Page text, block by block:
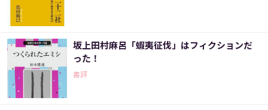
坂上田村麻呂「蝦夷征伐」はフィクションだ
った！
書評